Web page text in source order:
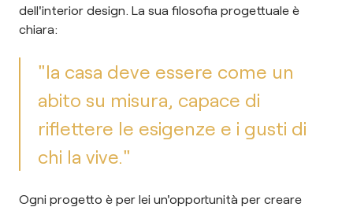
dell'interior design. La sua filosofia progettuale è
chiara:
"la casa deve essere come un
abito su misura, capace di
riflettere le esigenze e i gusti di
chi la vive."
Ogni progetto è per lei un'opportunità per creare